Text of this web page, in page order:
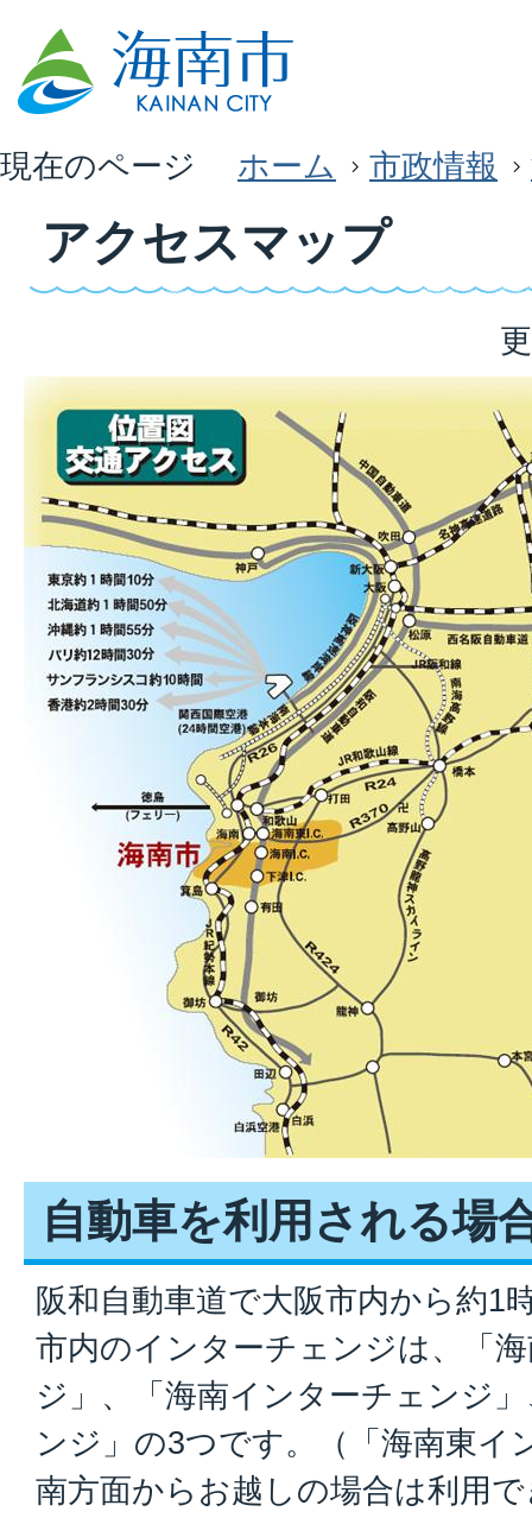
現在のページ ホーム 市政情報
アクセスマップ
自動車を利用される場
阪和自動車道で大阪市内から約1
市内のインターチェンジは、「
ジ」、「海南インターチェンジ
ンジ」の3つです。（「海南東イ
南方面からお越しの場合は利用